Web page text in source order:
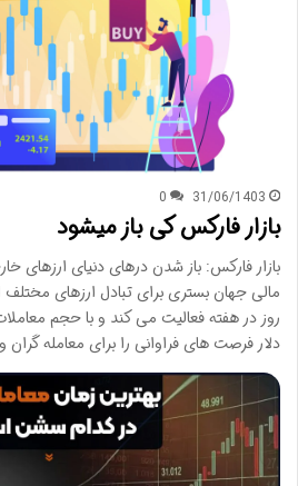
31/06/1403
0
بازار فارکس کی باز میشود
بازار فارکس: باز شدن درهای دنیای ارزهای
دلار فرصت های فراوانی را برای معامله گران